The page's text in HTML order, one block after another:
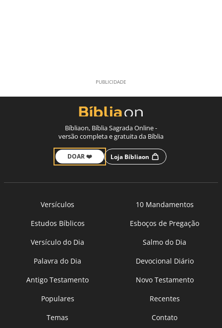
Bíbliaon, Bíblia Sagrada Online -
versão completa e gratuita da Bíblia
DOAR ❤️ Loja Bíbliaon
Versículos
10 Mandamentos
Estudos Bíblicos
Esboços de Pregação
Versículo do Dia
Salmo do Dia
Palavra do Dia
Devocional Diário
Antigo Testamento
Novo Testamento
Populares
Recentes
Temas
Contato